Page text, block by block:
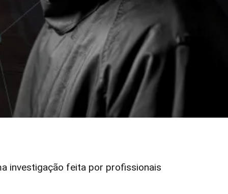
investigação feita por profissionais